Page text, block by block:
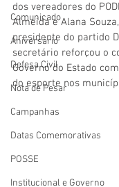
Comunicado
Aniversário
Defesa Civil
Nota de Pesar
Campanhas
Datas Comemorativas
POSSE
Institucional e Governo
dos vereadores do
Almeida e Alana
presidente do partido
secretário reforçou o
Governo do Estado
do esporte nos